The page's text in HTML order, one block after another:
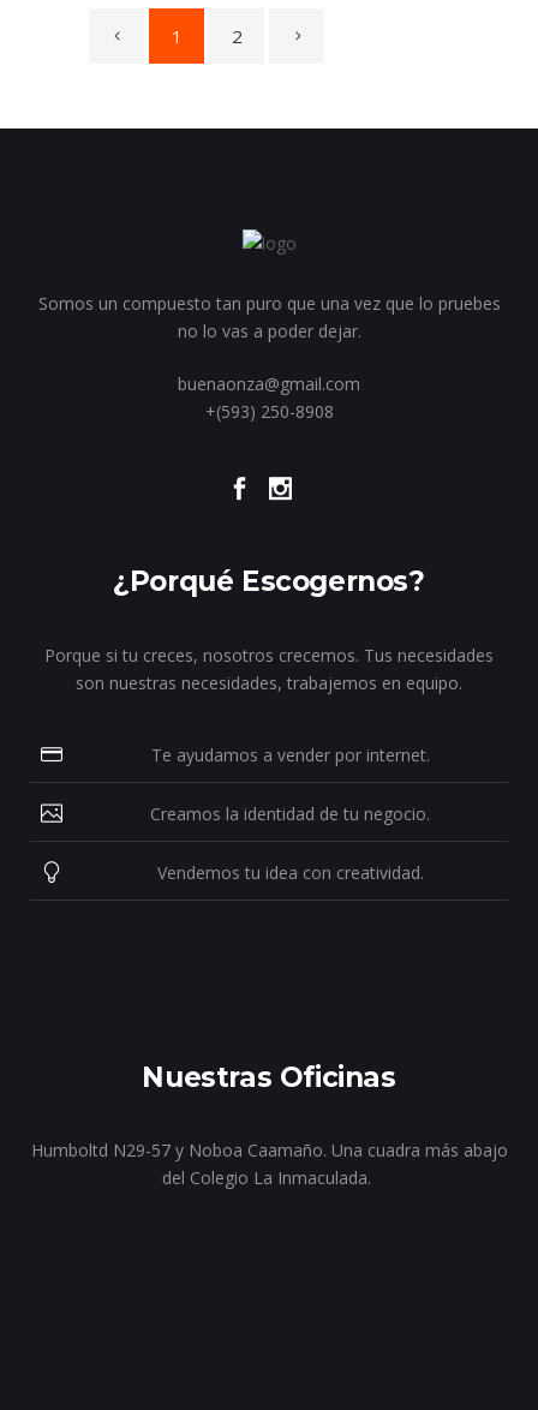
1 2
Somos un compuesto tan puro que una vez que lo pruebes
no lo vas a poder dejar.
buenaonza@gmail.com
+(593) 250-8908
¿Porqué Escogernos?
Porque si tu creces, nosotros crecemos. Tus necesidades
son nuestras necesidades, trabajemos en equipo.
Te ayudamos a vender por internet.
Creamos la identidad de tu negocio.
Vendemos tu idea con creatividad.
Nuestras Oficinas
Humboltd N29-57 y Noboa Caamaño. Una cuadra más abajo
del Colegio La Inmaculada.